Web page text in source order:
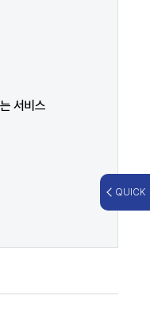
서비스
QUICK